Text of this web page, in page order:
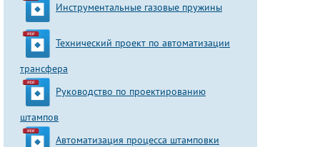
Инструментальные газовые пружины
Технический проект по автоматизации
трансфера
Руководство по проектированию
штампов
Автоматизация процесса штамповки